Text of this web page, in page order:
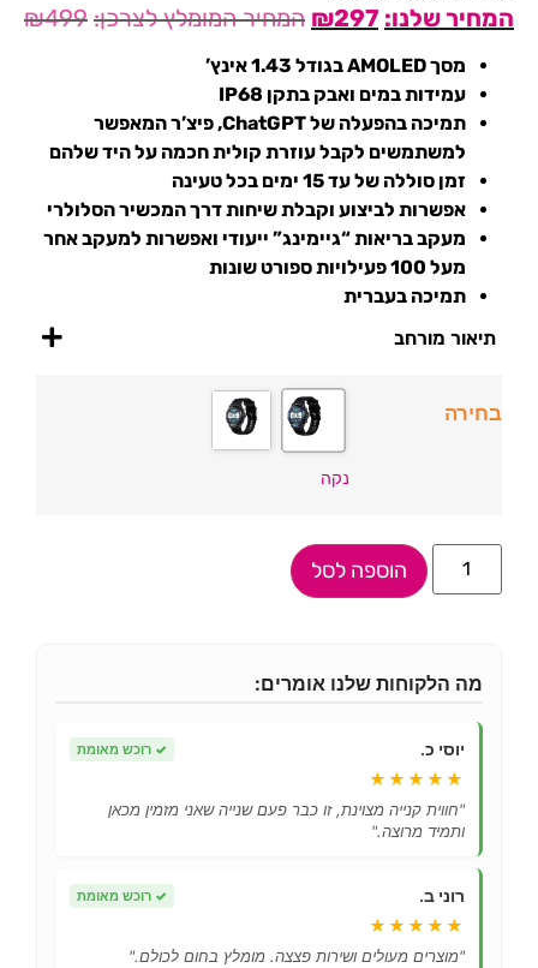
₪499 ₪297
מסך AMOLED בגודל 1.43 אינץ’
עמידות במים ואבק בתקן IP68
תמיכה בהפעלה של ChatGPT, פיצ’ר המאפשר
למשתמשים לקבל עוזרת קולית חכמה על היד שלהם
זמן סוללה של עד 15 ימים בכל טעינה
אפשרות לביצוע וקבלת שיחות דרך המכשיר הסלולרי
מעקב בריאות “גיימינג” ייעודי ואפשרות למעקב אחר
מעל 100 פעילויות ספורט שונות
תמיכה בעברית
תיאור מורחב
בחירה
נקה
הוספה לסל
מה הלקוחות שלנו אומרים:
יוסי כ. ✓ רוכש מאומת
★★★★★
"חווית קנייה מצוינת, זו כבר פעם שנייה שאני מזמין מכאן
ותמיד מרוצה."
רוני ב. ✓ רוכש מאומת
★★★★★
"מוצרים מעולים ושירות פצצה. מומלץ בחום לכולם."